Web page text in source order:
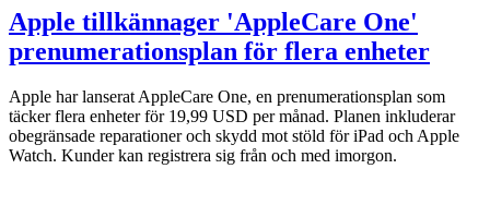
Apple tillkännager 'AppleCare One'
prenumerationsplan för flera enheter
Apple har lanserat AppleCare One, en prenumerationsplan som
täcker flera enheter för 19,99 USD per månad. Planen inkluderar
obegränsade reparationer och skydd mot stöld för iPad och Apple
Watch. Kunder kan registrera sig från och med imorgon.